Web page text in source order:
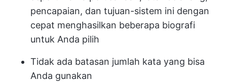
pencapaian, dan tujuan-sistem ini dengan
cepat menghasilkan beberapa biografi
untuk Anda pilih
Tidak ada batasan jumlah kata yang bisa
Anda gunakan